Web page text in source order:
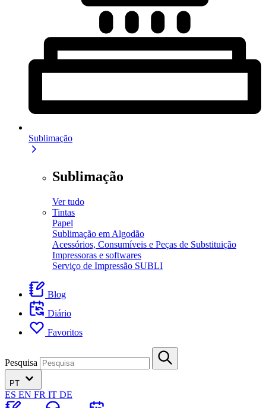
Sublimação
Sublimação
Ver tudo
Tintas
Papel
Sublimação em Algodão
Acessórios, Consumíveis e Peças de Substituição
Impressoras e softwares
Serviço de Impressão SUBLI
Blog
Diário
Favoritos
Pesquisa
PT
ES EN FR IT DE